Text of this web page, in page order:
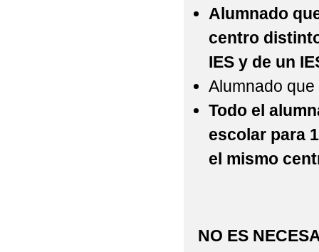
Alumnado
centro
IES y de un
Alumnado
Todo el
escolar para
el mismo
NO ES